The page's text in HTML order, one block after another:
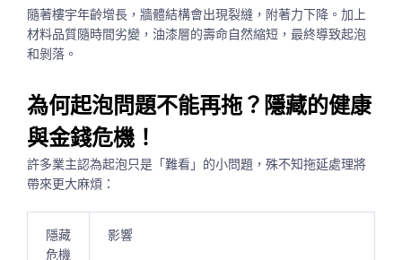
隨著樓宇年齡增長，牆體結構會出現裂縫，附著力下降。加上
材料品質隨時間劣變，油漆層的壽命自然縮短，最終導致起泡
和剝落。
為何起泡問題不能再拖？隱藏的健康
與金錢危機！
許多業主認為起泡只是「難看」的小問題，殊不知拖延處理將
帶來更大麻煩：
隱藏
危機
影響